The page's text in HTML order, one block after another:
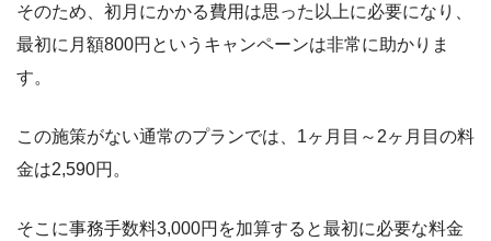
そのため、初月にかかる費用は思った以上に必要になり、
最初に月額800円というキャンペーンは非常に助かりま
す。
この施策がない通常のプランでは、1ヶ月目～2ヶ月目の料
金は2,590円。
そこに事務手数料3,000円を加算すると最初に必要な料金